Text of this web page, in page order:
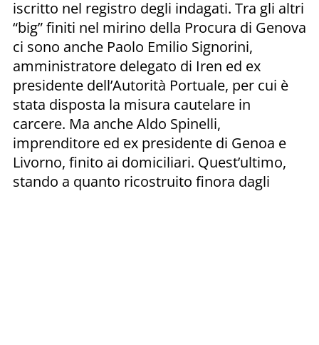
iscritto nel registro degli indagati. Tra gli altri
“big” finiti nel mirino della Procura di Genova
ci sono anche Paolo Emilio Signorini,
amministratore delegato di Iren ed ex
presidente dell’Autorità Portuale, per cui è
stata disposta la misura cautelare in
carcere. Ma anche Aldo Spinelli,
imprenditore ed ex presidente di Genoa e
Livorno, finito ai domiciliari. Quest’ultimo,
stando a quanto ricostruito finora dagli